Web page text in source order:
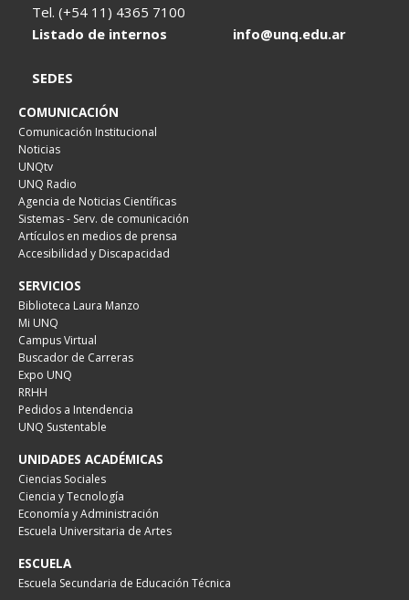
Tel. (+54 11) 4365 7100
Listado de internos
info@unq.edu.ar
SEDES
COMUNICACIÓN
Comunicación Institucional
Noticias
UNQtv
UNQ Radio
Agencia de Noticias Científicas
Sistemas - Serv. de comunicación
Artículos en medios de prensa
Accesibilidad y Discapacidad
SERVICIOS
Biblioteca Laura Manzo
Mi UNQ
Campus Virtual
Buscador de Carreras
Expo UNQ
RRHH
Pedidos a Intendencia
UNQ Sustentable
UNIDADES ACADÉMICAS
Ciencias Sociales
Ciencia y Tecnología
Economía y Administración
Escuela Universitaria de Artes
ESCUELA
Escuela Secundaria de Educación Técnica